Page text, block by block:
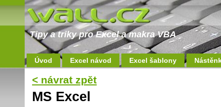
Tipy a triky pro Excel a makra VBA
Úvod Excel návod Excel šablony
< návrat zpět
MS Excel